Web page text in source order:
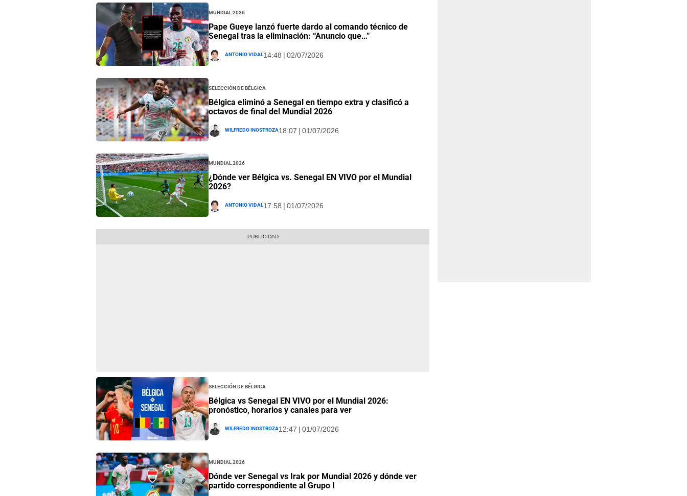
Mundial 2026
Pape Gueye lanzó fuerte dardo al comando técnico de
Senegal tras la eliminación: “Anuncio que…”
Antonio Vidal14:48 | 02/07/2026
Selección de Bélgica
Bélgica eliminó a Senegal en tiempo extra y clasificó a
octavos de final del Mundial 2026
Wilfredo Inostroza18:07 | 01/07/2026
Mundial 2026
¿Dónde ver Bélgica vs. Senegal EN VIVO por el Mundial
2026?
Antonio Vidal17:58 | 01/07/2026
Selección de Bélgica
Bélgica vs Senegal EN VIVO por el Mundial 2026:
pronóstico, horarios y canales para ver
Wilfredo Inostroza12:47 | 01/07/2026
Mundial 2026
Dónde ver Senegal vs Irak por Mundial 2026 y dónde ver
partido correspondiente al Grupo I